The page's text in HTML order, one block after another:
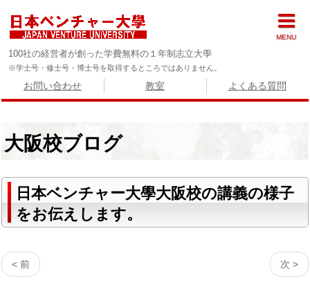
100社の経営者が創った学費無料の１年制志立大學
※学士号・修士号・博士号を取得するところではありません。
お問い合わせ 教室 よくある質問
大阪校ブログ
日本ベンチャー大學大阪校の講義の様子
をお伝えします。
< 前 次 >
MENU